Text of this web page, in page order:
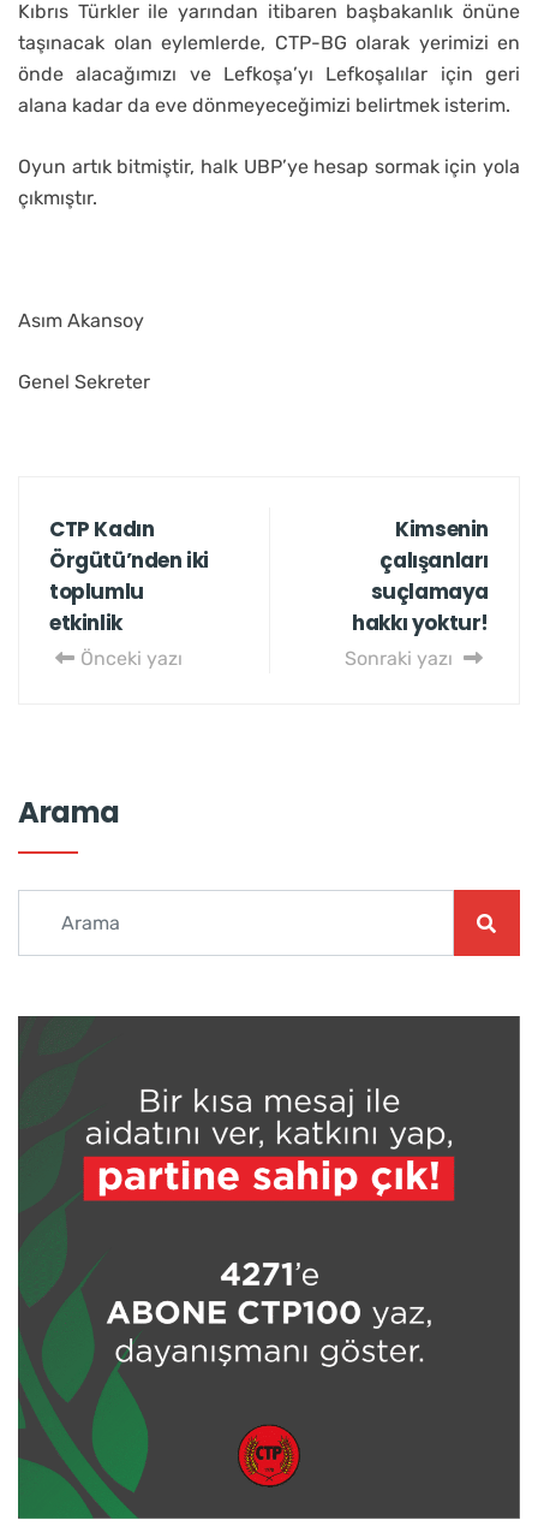
Kıbrıs Türkler ile yarından itibaren başbakanlık önüne
taşınacak olan eylemlerde, CTP-BG olarak yerimizi en
önde alacağımızı ve Lefkoşa’yı Lefkoşalılar için geri
alana kadar da eve dönmeyeceğimizi belirtmek isterim.
Oyun artık bitmiştir, halk UBP’ye hesap sormak için yola
çıkmıştır.
Asım Akansoy
Genel Sekreter
CTP Kadın
Örgütü’nden iki
toplumlu
etkinlik
Önceki yazı
Kimsenin
çalışanları
suçlamaya
hakkı yoktur!
Sonraki yazı
Arama